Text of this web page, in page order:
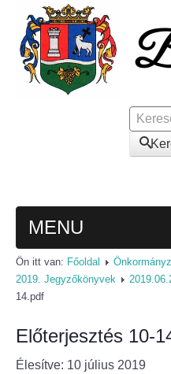
MENU
FŐOLDAL
Polgármesteri
Ön itt van: Főoldal
2019. Jegyzőkönyvek
14.pdf
Előterjesztés 10-
Élesítve: 10 július 2019